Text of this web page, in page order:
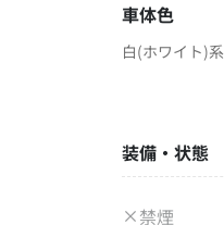
車体色
白(ホワイト)系
装備・状態
禁煙